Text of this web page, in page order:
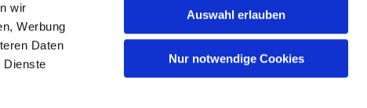
wir
Werbung
Daten
Dienste
Auswahl erlauben
Nur notwendige Cookies